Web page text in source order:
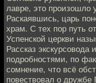
лавре, это произошло
Раскаявшись, царь
храм. С тех пор путь
Успенской церкви
Рассказ
подробностями, по
сомнение, что всё
повествовал о дружбе